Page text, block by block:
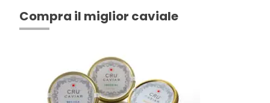
Compra il miglior caviale